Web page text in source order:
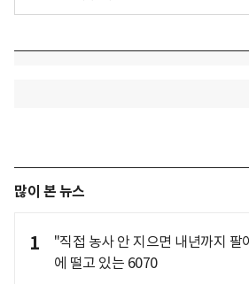
많이 본 뉴스
1
"직접 농사 안 지으면 내년까지
에 떨고 있는 6070